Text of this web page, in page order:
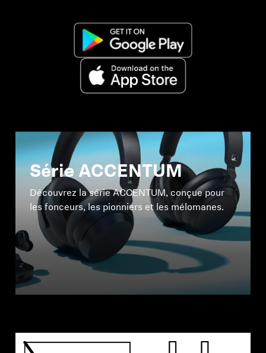
Série ACCENTUM
Découvrez la série ACCENTUM, conçue pour
les fonceurs, les pionniers et les mélomanes.